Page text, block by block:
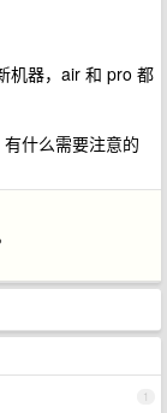
机器，air 和 pro 都
什么需要注意的
1